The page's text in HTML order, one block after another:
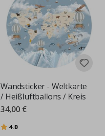
Wandsticker - Weltkarte
/ Heißluftballons / Kreis
34,00 €
Bewertung:
4.0